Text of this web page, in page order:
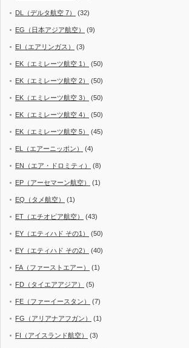
DL（デルタ航空 7） (32)
EG（日本アジア航空） (9)
EI（エアリンガス） (3)
EK（エミレーツ航空 1） (50)
EK（エミレーツ航空 2） (50)
EK（エミレーツ航空 3） (50)
EK（エミレーツ航空 4） (50)
EK（エミレーツ航空 5） (45)
EL（エアーニッポン） (4)
EN（エア・ドロミティ） (8)
EP（アーセマーン航空） (1)
EQ（タメ航空） (1)
ET（エチオピア航空） (43)
EY（エティハド その1） (50)
EY（エティハド その2） (40)
FA（ファーストエアー） (1)
FD（タイエアアジア） (5)
FE（ファーイースタン） (7)
FG（アリアナアフガン） (1)
FI（アイスランド航空） (3)